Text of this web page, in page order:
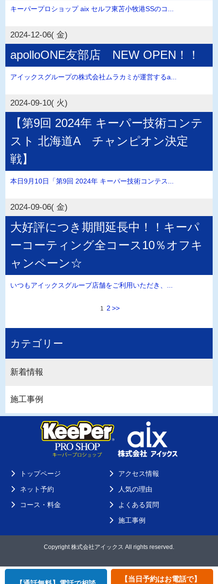
キーパープロショップ aix セルフ東苫小牧港SSのコ...
2024-12-06( 金)
apolloONE友部店 NEW OPEN！！
アイックスグループの株式会社ムラカミが運営するa...
2024-09-10( 火)
【第9回 2024年 キーパー技術コンテ
スト 北海道A チャンピオン決定
戦】
本日9月10日「第9回 2024年 キーパー技術コンテス...
2024-09-06( 金)
大好評につき期間延長中！！キーパ
ーコーティング全コース10％オフキ
ャンペーン☆
いつもアイックスグループ店舗をご利用いただき、...
1 2 >>
カテゴリー
新着情報
施工事例
トップページ
ネット予約
コース・料金
アクセス情報
人気の理由
よくある質問
施工事例
【当日予約はお電話で】
Copyright 株式会社アイックス All rights reserved.